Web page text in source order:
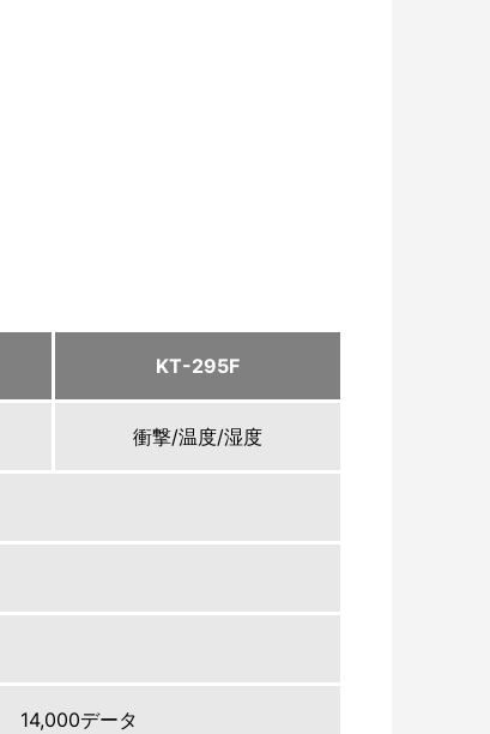
KT-295F
衝撃/温度/湿度
14,000データ